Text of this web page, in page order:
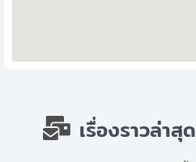
เรื่องราวล่าสุด